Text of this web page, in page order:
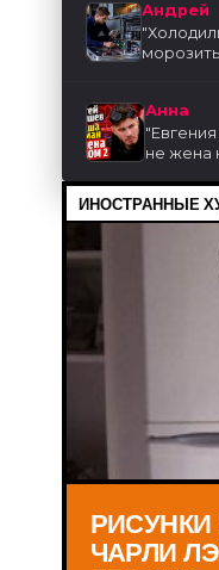
Андрей
"
Анна
"
не жена
ИНОСТРАННЫЕ
ЧАРЛИ